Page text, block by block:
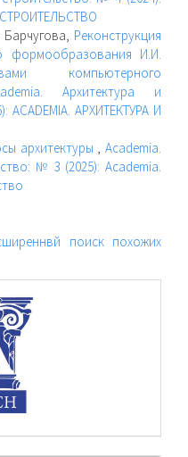
СТРОИТЕЛЬСТВО
Реконструкция
формообразования И.И.
компьютерного
Архитектура и
ACADEMIA. АРХИТЕКТУРА И
архитектуры ,Academia.
№ 3 (2025): Academia.
поиск похожих